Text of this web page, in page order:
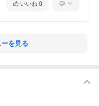
いいね 0
を見る